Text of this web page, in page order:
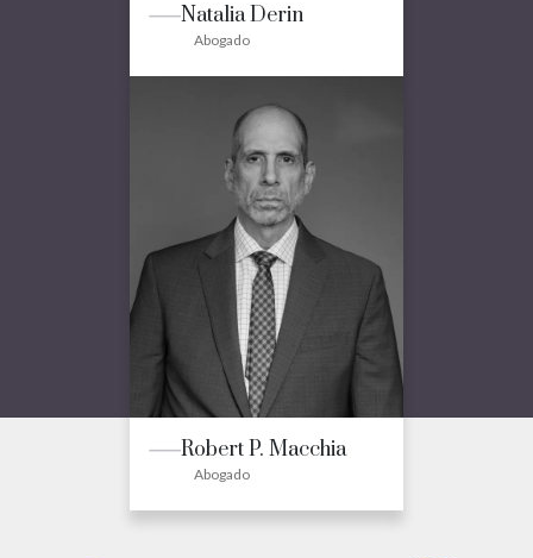
Natalia Derin
Abogado
Robert P. Macchia
Abogado